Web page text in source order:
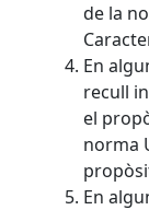
de la
En
recull
el
norma
En